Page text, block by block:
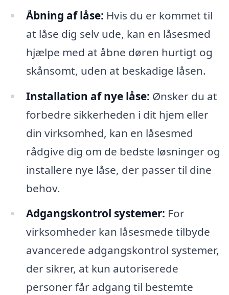
Åbning af låse: Hvis du er kommet til
at låse dig selv ude, kan en låsesmed
hjælpe med at åbne døren hurtigt og
skånsomt, uden at beskadige låsen.
Installation af nye låse: Ønsker du at
forbedre sikkerheden i dit hjem eller
din virksomhed, kan en låsesmed
rådgive dig om de bedste løsninger og
installere nye låse, der passer til dine
behov.
Adgangskontrol systemer: For
virksomheder kan låsesmede tilbyde
avancerede adgangskontrol systemer,
der sikrer, at kun autoriserede
personer får adgang til bestemte